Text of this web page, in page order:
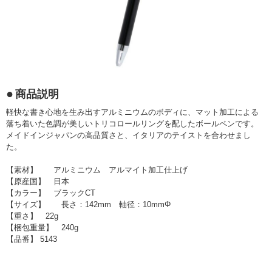
商品説明
軽快な書き心地を生み出すアルミニウムのボディに、マット加工による
落ち着いた色調が美しいトリコロールリングを配したボールペンです。
メイドインジャパンの高品質さと、イタリアのテイストを合わせまし
た。
【素材】 アルミニウム アルマイト加工仕上げ
【原産国】 日本
【カラー】 ブラックCT
【サイズ】 長さ：142mm 軸径：10mmΦ
【重さ】 22g
【梱包重量】 240g
【品番】 5143